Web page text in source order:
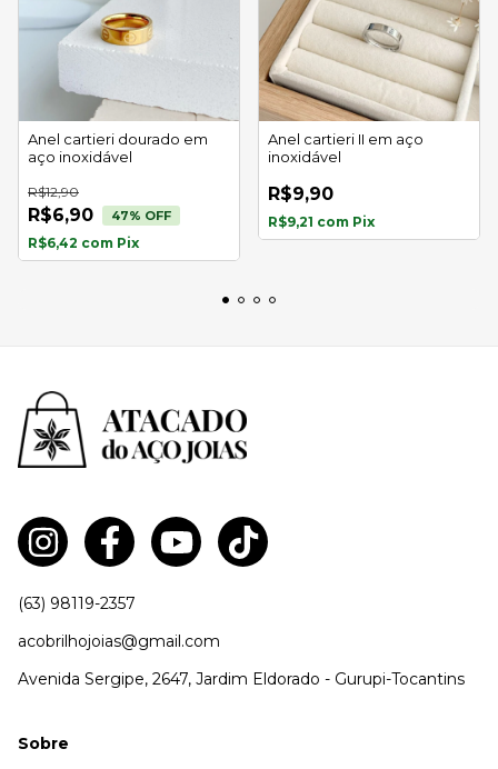
Anel cartieri dourado em
aço inoxidável
R$6,90
R$12,90
47% OFF
R$6,42 com Pix
Anel cartieri II em aço
inoxidável
R$9,90
R$9,21 com Pix
(63) 98119-2357
acobrilhojoias@gmail.com
Avenida Sergipe, 2647, Jardim Eldorado - Gurupi-Tocantins
Sobre